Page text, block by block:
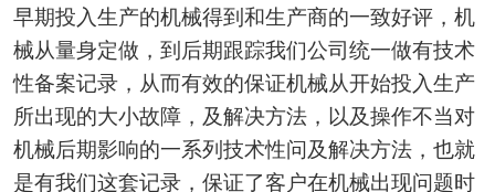
早期投入生产的机械得到和生产商的一致好评，机
械从量身定做，到后期跟踪我们公司统一做有技术
性备案记录，从而有效的保证机械从开始投入生产
所出现的大小故障，及解决方法，以及操作不当对
机械后期影响的一系列技术性问及解决方法，也就
是有我们这套记录，保证了客户在机械出现问题时